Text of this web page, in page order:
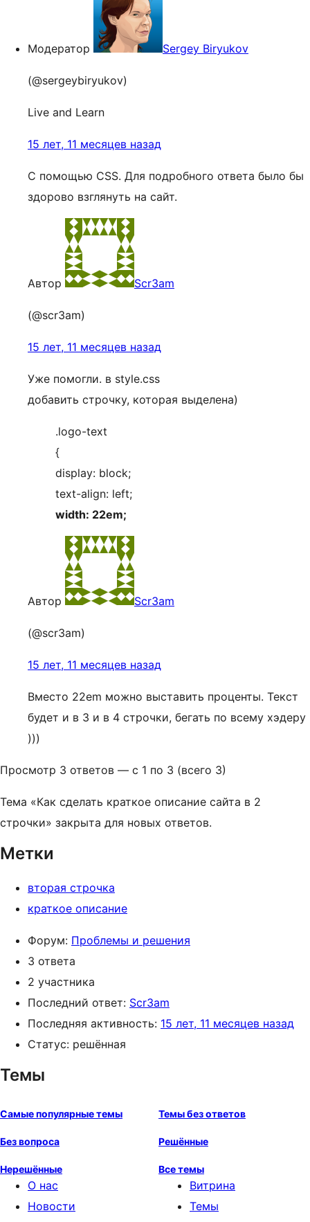
Модератор Sergey Biryukov
(@sergeybiryukov)
Live and Learn
15 лет, 11 месяцев назад
С помощью CSS. Для подробного ответа было бы
здорово взглянуть на сайт.
Автор Scr3am
(@scr3am)
15 лет, 11 месяцев назад
Уже помогли. в style.css
добавить строчку, которая выделена)
.logo-text
{
display: block;
text-align: left;
width: 22em;
Автор Scr3am
(@scr3am)
15 лет, 11 месяцев назад
Вместо 22em можно выставить проценты. Текст
будет и в 3 и в 4 строчки, бегать по всему хэдеру
)))
Просмотр 3 ответов — с 1 по 3 (всего 3)
Тема «Как сделать краткое описание сайта в 2
строчки» закрыта для новых ответов.
Метки
вторая строчка
краткое описание
Форум: Проблемы и решения
3 ответа
2 участника
Последний ответ: Scr3am
Последняя активность: 15 лет, 11 месяцев назад
Статус: решённая
Темы
Самые популярные темы Темы без ответов
Без вопроса Решённые
Нерешённые Все темы
О нас
Новости
Витрина
Темы